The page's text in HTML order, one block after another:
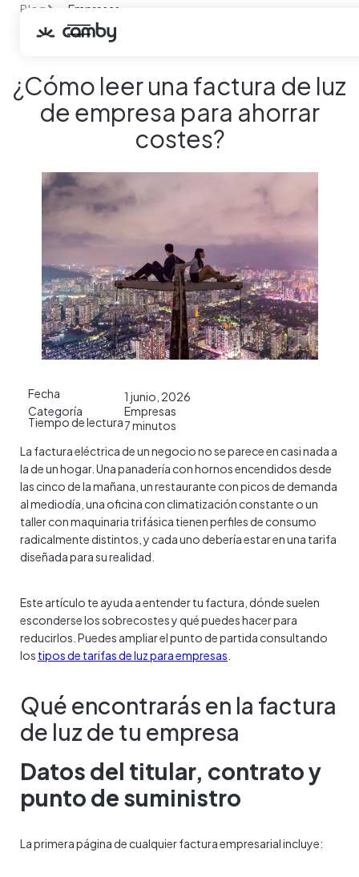
Blog
Empresas
¿Cómo leer una factura de luz de empresa para ahorrar
¿Cómo leer una factura de luz
de empresa para ahorrar
costes?
Fecha
1 junio, 2026
Categoría
Empresas
Tiempo de lectura7minutos
La factura eléctrica de un negocio no se parece en casi nada a
la de un hogar. Una panadería con hornos encendidos desde
las cinco de la mañana, un restaurante con picos de demanda
al mediodía, una oficina con climatización constante o un
taller con maquinaria trifásica tienen perfiles de consumo
radicalmente distintos, y cada uno debería estar en una tarifa
diseñada para su realidad.
Este artículo te ayuda a entender tu factura, dónde suelen
esconderse los sobrecostes y qué puedes hacer para
reducirlos. Puedes ampliar el punto de partida consultando
los tipos de tarifas de luz para empresas
Qué encontrarás en la factura
de luz de tu empresa
Datos del titular, contrato y
punto de suministro
La primera página de cualquier factura empresarial incluye: